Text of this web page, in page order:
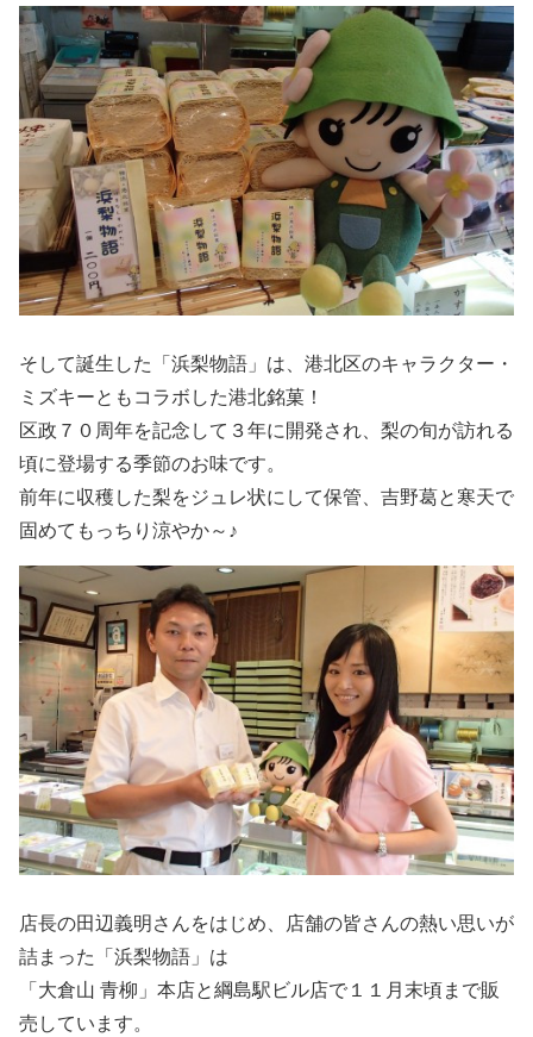
そして誕生した「浜梨物語」は、港北区のキャラクター・
ミズキーともコラボした港北銘菓！
区政７０周年を記念して３年に開発され、梨の旬が訪れる
頃に登場する季節のお味です。
前年に収穫した梨をジュレ状にして保管、吉野葛と寒天で
固めてもっちり涼やか～♪
店長の田辺義明さんをはじめ、店舗の皆さんの熱い思いが
詰まった「浜梨物語」は
「大倉山 青柳」本店と綱島駅ビル店で１１月末頃まで販
売しています。